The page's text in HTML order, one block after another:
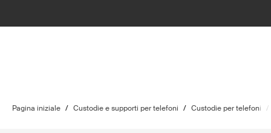
Pagina iniziale / Custodie e supporti per telefoni / Custodie per telefoni /